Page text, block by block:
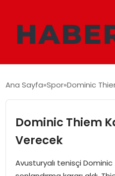
DÜNYA
EKONOMI
Ana Sayfa Spor Dominic
Dominic Thiem
Verecek
Avusturyalı tenisçi